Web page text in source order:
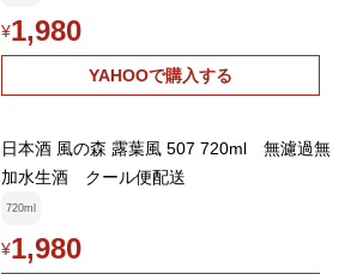
¥1,980
YAHOOで購入する
日本酒 風の森 露葉風 507 720ml 無濾過無
加水生酒 クール便配送
720ml
¥1,980